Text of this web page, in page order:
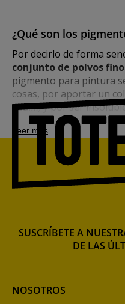
¿Qué son los
Por decirlo de forma
conjunto de polvos
pigmento para pintura
cosas, por aportar un
azul…)y por ser
como el agua.
Leer más
NOSOTROS
SUSCRÍBETE A
DE LAS